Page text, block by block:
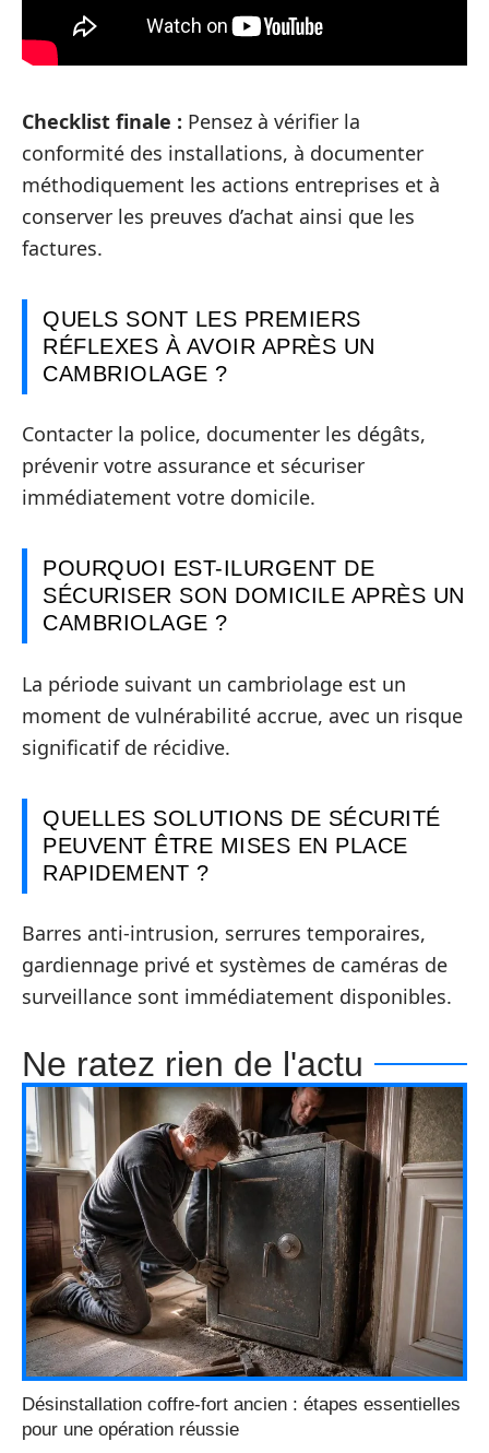
Checklist finale : Pensez à vérifier la
conformité des installations, à documenter
méthodiquement les actions entreprises et à
conserver les preuves d’achat ainsi que les
factures.
QUELS SONT LES PREMIERS
RÉFLEXES À AVOIR APRÈS UN
CAMBRIOLAGE ?
Contacter la police, documenter les dégâts,
prévenir votre assurance et sécuriser
immédiatement votre domicile.
POURQUOI EST-ILURGENT DE
SÉCURISER SON DOMICILE APRÈS UN
CAMBRIOLAGE ?
La période suivant un cambriolage est un
moment de vulnérabilité accrue, avec un risque
significatif de récidive.
QUELLES SOLUTIONS DE SÉCURITÉ
PEUVENT ÊTRE MISES EN PLACE
RAPIDEMENT ?
Barres anti-intrusion, serrures temporaires,
gardiennage privé et systèmes de caméras de
surveillance sont immédiatement disponibles.
Ne ratez rien de l'actu
Désinstallation coffre-fort ancien : étapes essentielles
pour une opération réussie